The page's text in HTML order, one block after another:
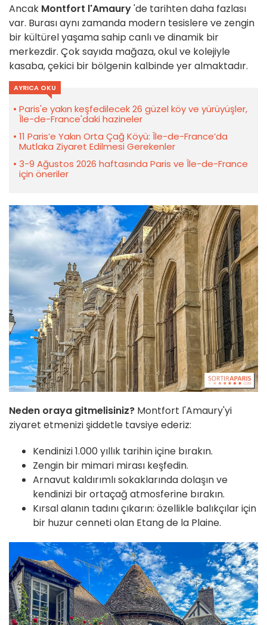
Ancak Montfort l'Amaury'de tarihten daha fazlası
var. Burası aynı zamanda modern tesislere ve zengin
bir kültürel yaşama sahip canlı ve dinamik bir
merkezdir. Çok sayıda mağaza, okul ve kolejiyle
kasaba, çekici bir bölgenin kalbinde yer almaktadır.
AYRICA OKU
Paris'e yakın keşfedilecek 26 güzel köy ve yürüyüşler,
Île-de-France'daki hazineler
11 Paris’e Yakın Orta Çağ Köyü: Île-de-France’da
Mutlaka Ziyaret Edilmesi Gerekenler
3-9 Ağustos 2026 haftasında Paris ve Île-de-France
için öneriler
Neden oraya gitmelisiniz? Montfort l'Amaury'yi
ziyaret etmenizi şiddetle tavsiye ederiz:
Kendinizi 1.000 yıllık tarihin içine bırakın.
Zengin bir mimari mirası keşfedin.
Arnavut kaldırımlı sokaklarında dolaşın ve
kendinizi bir ortaçağ atmosferine bırakın.
Kırsal alanın tadını çıkarın: özellikle balıkçılar için
bir huzur cenneti olan Etang de la Plaine.